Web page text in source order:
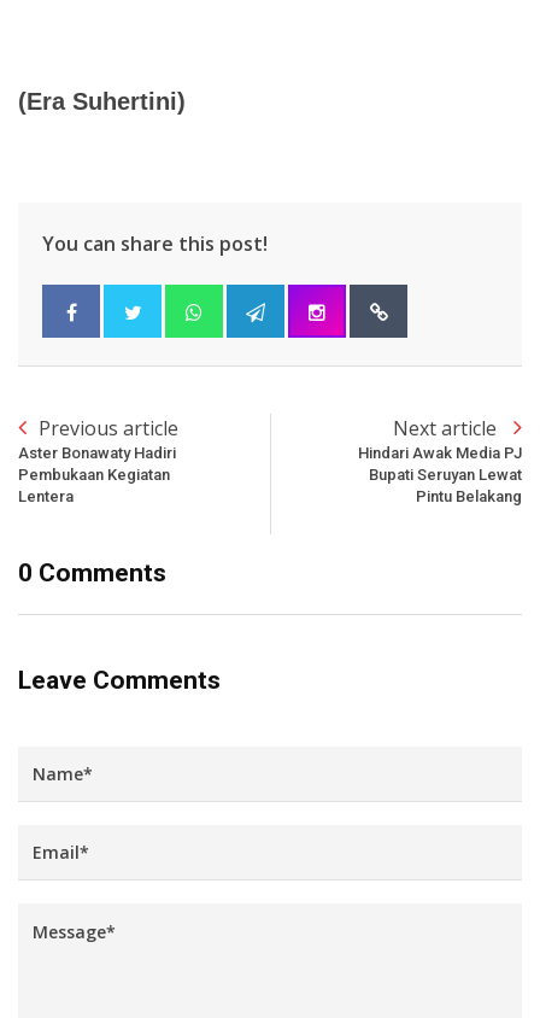
(Era Suhertini)
You can share this post!
Previous article
Aster Bonawaty Hadiri
Pembukaan Kegiatan
Lentera
Next article
Hindari Awak Media PJ
Bupati Seruyan Lewat
Pintu Belakang
0 Comments
Leave Comments